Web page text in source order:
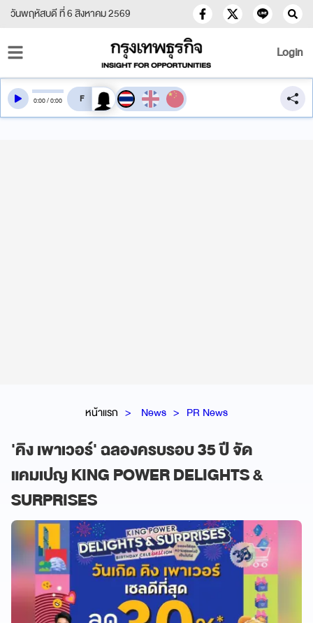
วันพฤหัสบดี ที่ 6 สิงหาคม 2569
Login
หน้าแรก News PR News
'คิง เพาเวอร์' ฉลองครบรอบ 35 ปี จัด
แคมเปญ KING POWER DELIGHTS &
SURPRISES
0:00/0:00 สลับเสียงอ่าน